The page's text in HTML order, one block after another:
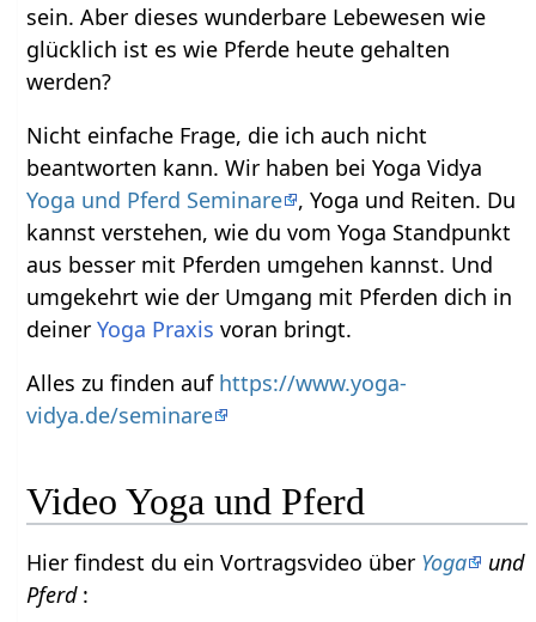
sein. Aber dieses wunderbare Lebewesen wie
glücklich ist es wie Pferde heute gehalten
werden?
Nicht einfache Frage, die ich auch nicht
beantworten kann. Wir haben bei Yoga Vidya
Yoga und Pferd Seminare , Yoga und Reiten. Du
kannst verstehen, wie du vom Yoga Standpunkt
aus besser mit Pferden umgehen kannst. Und
umgekehrt wie der Umgang mit Pferden dich in
deinerYoga Praxis voran bringt.
Alles zu finden auf https://www.yoga-
vidya.de/seminare
Video Yoga und Pferd
Hier findest du ein Vortragsvideo über Yoga
und
Pferd :